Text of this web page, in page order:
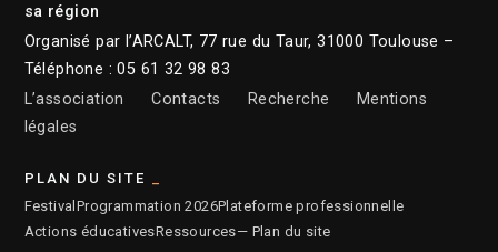
sa région
Organisé par l’ARCALT, 77 rue du Taur, 31000 Toulouse –
Téléphone : 05 61 32 98 83
L’association
Contacts Recherche
Mentions
légales
PLAN DU SITE
Festival Programmation 2026Plateforme professionnelle
Actions éducativesRessources— Plan du site